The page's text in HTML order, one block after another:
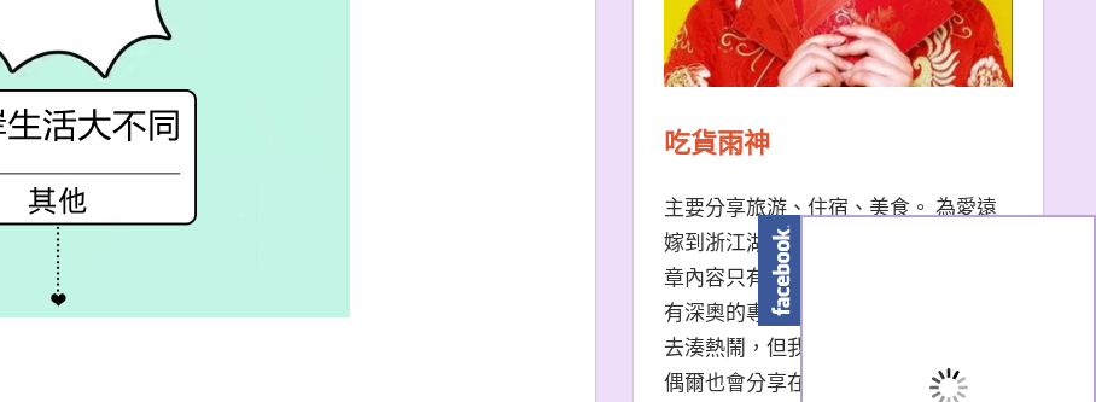
吃貨雨神
主要分享旅游、住宿、美食。 為愛遠
嫁到浙江湖州的台南天秤座女子。 文
章內容只有非常口語易懂的描述，沒
有深奧的專有名詞。 熱門景點我也會
去湊熱鬧，但我更愛冷門小眾景點。
偶爾也會分享在大陸生活的小撇步，